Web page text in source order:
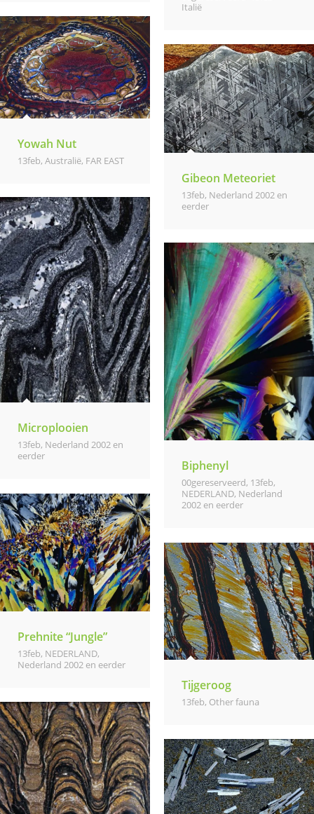
Italië
Yowah Nut
13feb, Australië, FAR EAST
Gibeon Meteoriet
13feb, Nederland 2002 en
eerder
Microplooien
13feb, Nederland 2002 en
eerder
Biphenyl
00gereserveerd, 13feb,
NEDERLAND, Nederland
2002 en eerder
Prehnite “Jungle”
13feb, NEDERLAND,
Nederland 2002 en eerder
Tijgeroog
13feb, Other fauna